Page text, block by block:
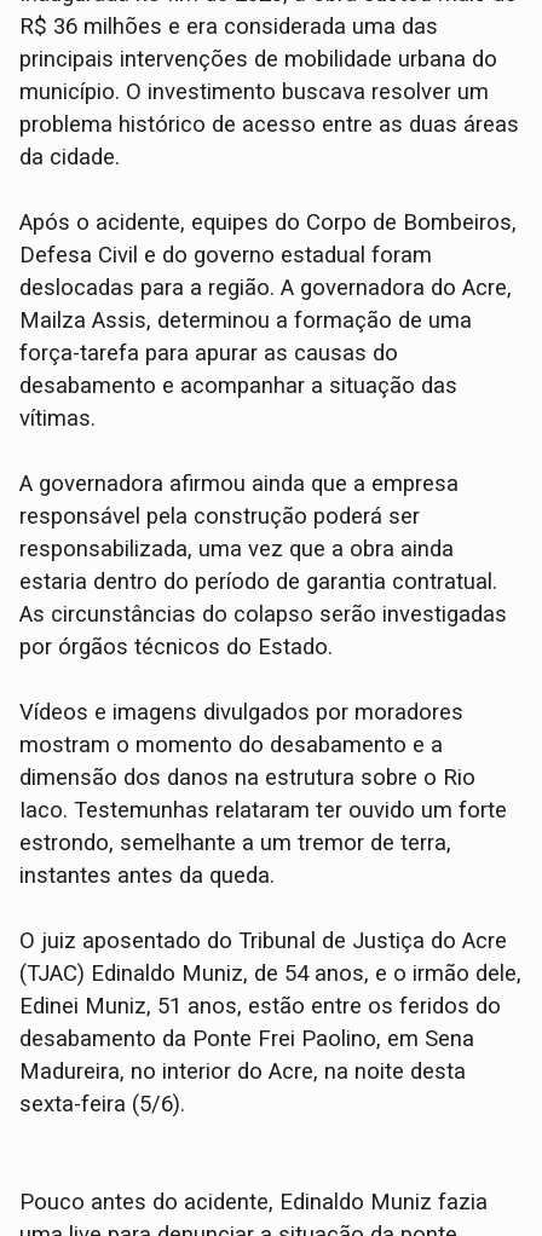
R$ 36 milhões e era considerada uma das
principais intervenções de mobilidade urbana do
município. O investimento buscava resolver um
problema histórico de acesso entre as duas áreas
da cidade.
Após o acidente, equipes do Corpo de Bombeiros,
Defesa Civil e do governo estadual foram
deslocadas para a região. A governadora do Acre,
Mailza Assis, determinou a formação de uma
força-tarefa para apurar as causas do
desabamento e acompanhar a situação das
vítimas.
A governadora afirmou ainda que a empresa
responsável pela construção poderá ser
responsabilizada, uma vez que a obra ainda
estaria dentro do período de garantia contratual.
As circunstâncias do colapso serão investigadas
por órgãos técnicos do Estado.
Vídeos e imagens divulgados por moradores
mostram o momento do desabamento e a
dimensão dos danos na estrutura sobre o Rio
Iaco. Testemunhas relataram ter ouvido um forte
estrondo, semelhante a um tremor de terra,
instantes antes da queda.
O juiz aposentado do Tribunal de Justiça do Acre
(TJAC) Edinaldo Muniz, de 54 anos, e o irmão dele,
Edinei Muniz, 51 anos, estão entre os feridos do
desabamento da Ponte Frei Paolino, em Sena
Madureira, no interior do Acre, na noite desta
sexta-feira (5/6).
Pouco antes do acidente, Edinaldo Muniz fazia